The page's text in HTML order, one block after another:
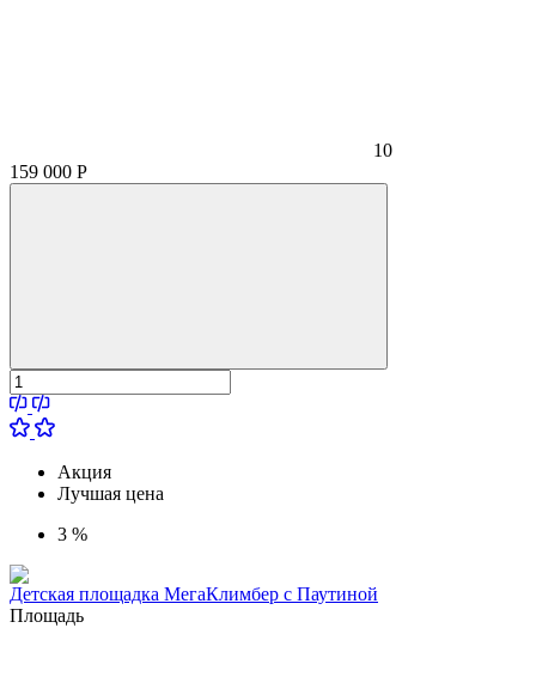
10
159 000 Р
Акция
Лучшая цена
3 %
Детская площадка МегаКлимбер с Паутиной
Площадь